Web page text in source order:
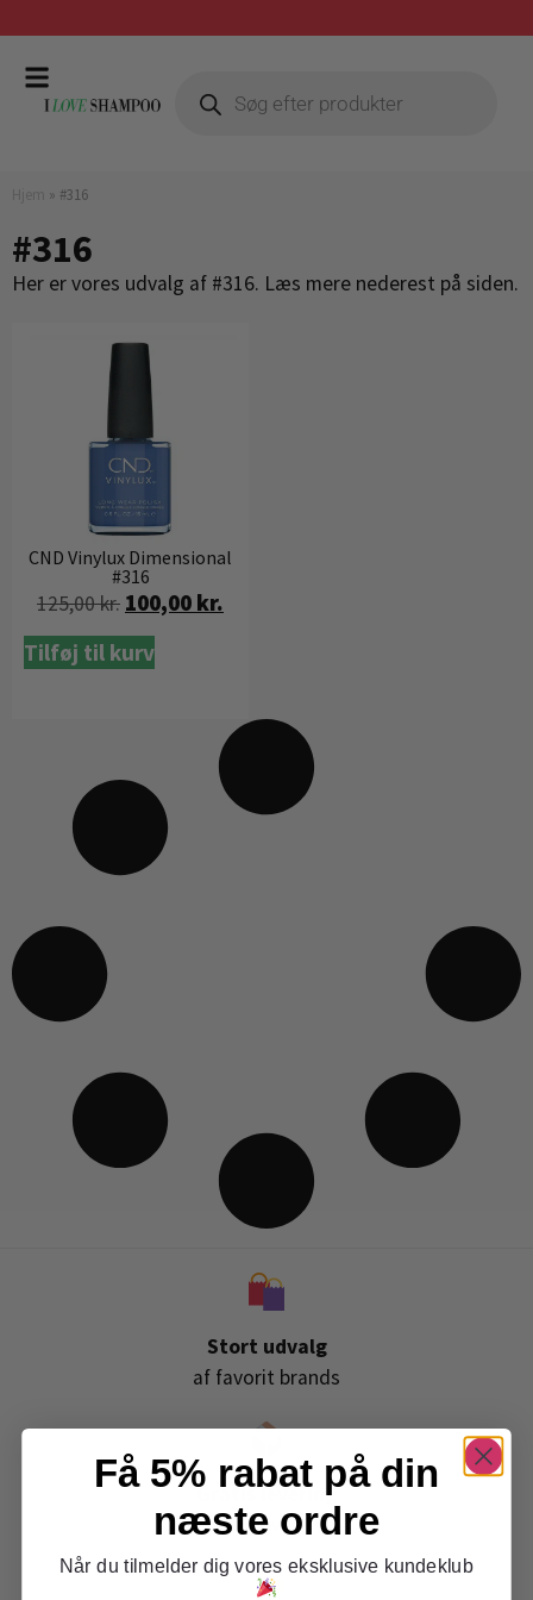
Gratis fragt ved køb over 399,-
» #316
#316
Her er vores udvalg af #316. Læs mere nederest på siden.
CND Vinylux Dimensional
#316
125,00kr. 100,00 kr.
Tilføj til kurv
Stort udvalg
af favorit brands
Gratis levering
ved køb over 399,-
Få 5% rabat på din
næste ordre
Når du tilmelder dig vores eksklusive kundeklub